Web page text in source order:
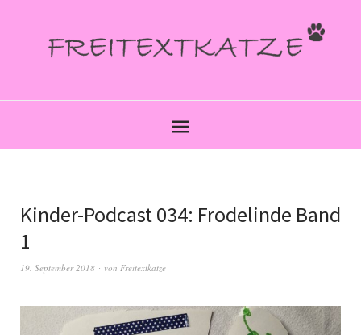
Kinder-Podcast 034: Frodelinde Band
1
19. September 2018 von Freitextkatze